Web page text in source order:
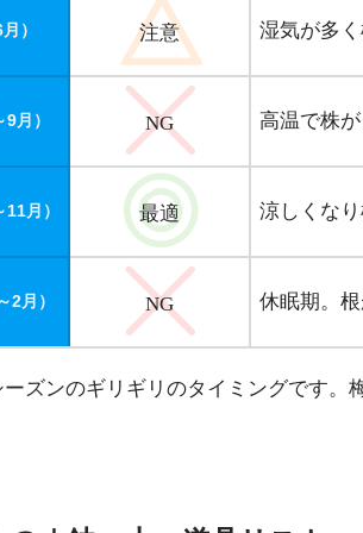
） 注意 湿気が多
月） NG 高温で株
月） 最適 涼しくな
2月） NG 休眠期。
ズンのギリギリのタイミングです。